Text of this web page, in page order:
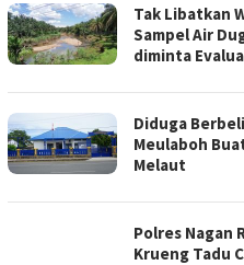
Tak Libatkan
Sampel Air
diminta
Diduga
Meulaboh
Melaut
Polres Nagan
Krueng Tadu